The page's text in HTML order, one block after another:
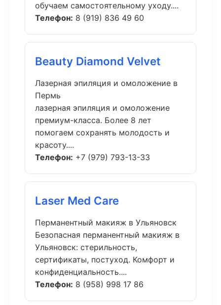
обучаем самостоятельному уходу....
Телефон: 8 (919) 836 49 60
Beauty Diamond Velvet
Лазерная эпиляция и омоложение в
Пермь
лазерная эпиляция и омоложение
премиум-класса. Более 8 лет
помогаем сохранять молодость и
красоту....
Телефон: +7 (979) 793-13-33
Laser Med Care
Перманентный макияж в Ульяновск
Безопасная перманентный макияж в
Ульяновск: стерильность,
сертификаты, постуход. Комфорт и
конфиденциальность....
Телефон: 8 (958) 998 17 86